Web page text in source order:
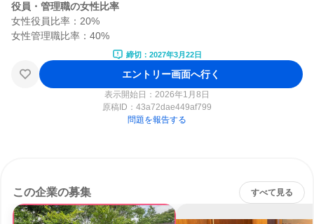
役員・管理職の女性比率
女性役員比率：20%
締切：2027年3月22日
エントリー画面へ行く
表示開始日：2026年1月8日
原稿ID： 43a72dae449af799
問題を報告する
この企業の募集 すべて見る